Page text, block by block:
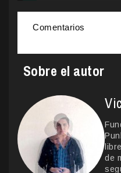
Comentarios
Sobre el autor
de